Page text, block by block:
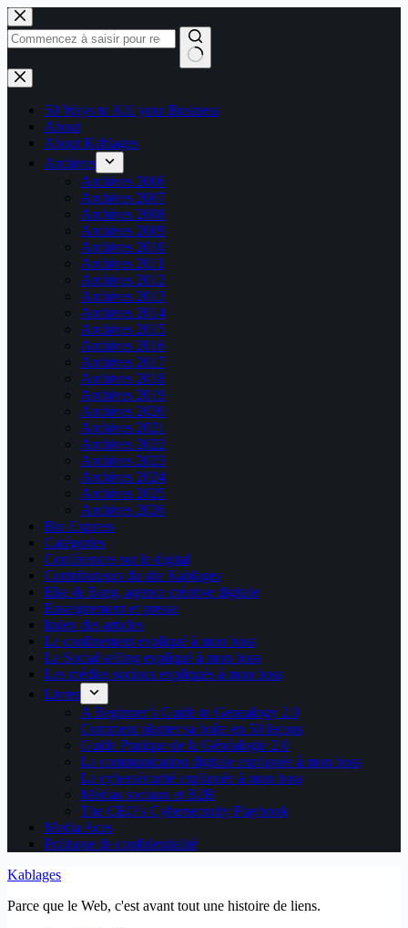
Passer
au
contenu
Aucun
résultat
50 Ways to Kill your Business
About
About Kablages
Archives
Archives 2006
Archives 2007
Archives 2008
Archives 2009
Archives 2010
Archives 2011
Archives 2012
Archives 2013
Archives 2014
Archives 2015
Archives 2016
Archives 2017
Archives 2018
Archives 2019
Archives 2020
Archives 2021
Archives 2022
Archives 2023
Archives 2024
Archives 2025
Archives 2026
Bio Express
Catégories
Conférences sur le digital
Contributeurs du site Kablages
Else & Bang, agence créative digitale
Enseignement et presse
Index des articles
Le confinement expliqué à mon boss
Le Social selling expliqué à mon boss
Les médias sociaux expliqués à mon boss
Livres
A Beginner’s Guide to Genealogy 2.0
Comment planter sa boîte en 50 leçons
Guide Pratique de la Généalogie 2.0
La communication digitale expliquée à mon boss
La cybersécurité expliquée à mon boss
Médias sociaux et B2B
The CEO’s Cybersecurity Playbook
Media Aces
Politique de confidentialité
Kablages
Parce que le Web, c'est avant tout une histoire de liens.